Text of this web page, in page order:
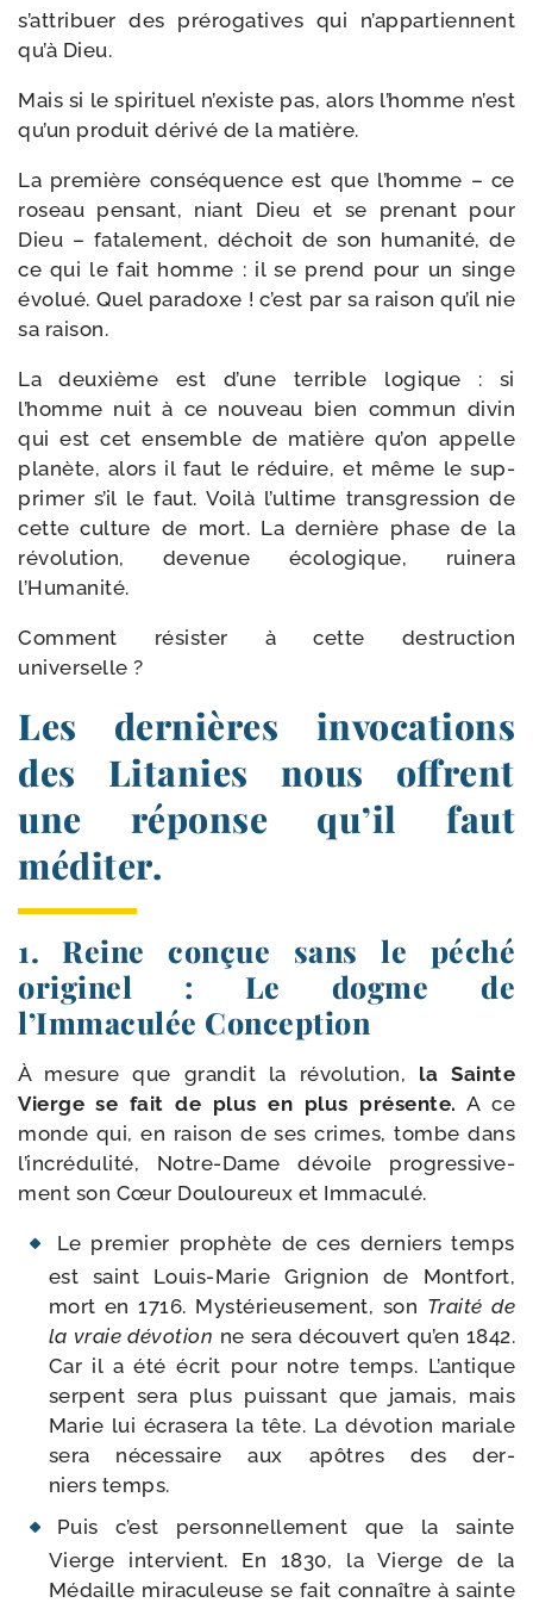
s’attribuer des pré­ro­ga­tives qui n’appartiennent
qu’à Dieu.
Mais si le spi­ri­tuel n’existe pas, alors l’homme n’est
qu’un pro­duit déri­vé de la matière.
La pre­mière consé­quence est que l’homme – ce
roseau pen­sant, niant Dieu et se pre­nant pour
Dieu – fata­le­ment, déchoit de son huma­ni­té, de
ce qui le fait homme : il se prend pour un singe
évo­lué. Quel para­doxe ! c’est par sa rai­son qu’il nie
sa raison.
La deuxième est d’une ter­rible logique : si
l’homme nuit à ce nou­veau bien com­mun divin
qui est cet ensemble de matière qu’on appelle
pla­nète, alors il faut le réduire, et même le sup­
pri­mer s’il le faut. Voilà l’ultime trans­gres­sion de
cette culture de mort. La der­nière phase de la
révo­lu­tion, deve­nue éco­lo­gique, rui­ne­ra
l’Humanité.
Comment résis­ter à cette des­truc­tion
universelle ?
Les dernières invocations
des Litanies nous offrent
une réponse qu’il faut
méditer.
1. Reine conçue sans le péché
originel : Le dogme de
l’Immaculée Conception
À mesure que gran­dit la révo­lu­tion, la Sainte
Vierge se fait de plus en plus pré­sente. A ce
monde qui, en rai­son de ses crimes, tombe dans
l’incrédulité, Notre-​Dame dévoile pro­gres­si­ve­
ment son Cœur Douloureux et Immaculé.
Le pre­mier pro­phète de ces der­niers temps
est saint Louis-​Marie Grignion de Montfort,
mort en 1716. Mystérieusement, son Traité de
la vraie dévo­tion ne sera décou­vert qu’en 1842.
Car il a été écrit pour notre temps. L’antique
ser­pent sera plus puis­sant que jamais, mais
Marie lui écra­se­ra la tête. La dévo­tion mariale
sera néces­saire aux apôtres des der­
niers temps.
Puis c’est per­son­nel­le­ment que la sainte
Vierge inter­vient. En 1830, la Vierge de la
Médaille mira­cu­leuse se fait connaître à sainte